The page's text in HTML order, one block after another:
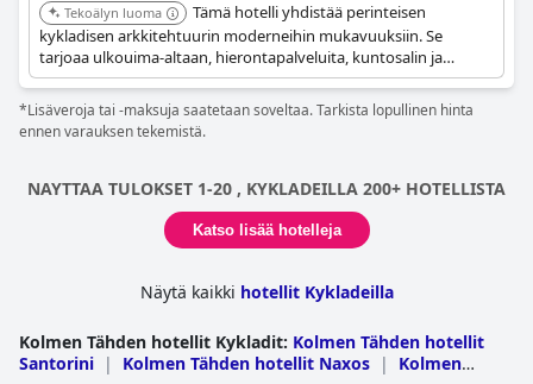
Tekoälyn luoma
Tämä hotelli yhdistää perinteisen
kykladisen arkkitehtuurin moderneihin mukavuuksiin. Se
tarjoaa ulkouima-altaan, hierontapalveluita, kuntosalin ja
sijaitsee kätevästi kävelymatkan päässä satamasta ja kaupungin
keskustasta.
*Lisäveroja tai -maksuja saatetaan soveltaa. Tarkista lopullinen hinta
ennen varauksen tekemistä.
NAYTTAA TULOKSET 1-20 , KYKLADEILLA 200+ HOTELLISTA
Katso lisää hotelleja
Näytä kaikki hotellit Kykladeilla
Kolmen Tähden hotellit Kykladit: Kolmen Tähden hotellit
Santorini | Kolmen Tähden hotellit Naxos |
Kolmen